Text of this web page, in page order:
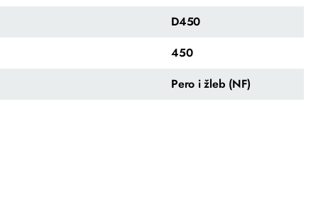
D450
450
Pero i žleb (NF)